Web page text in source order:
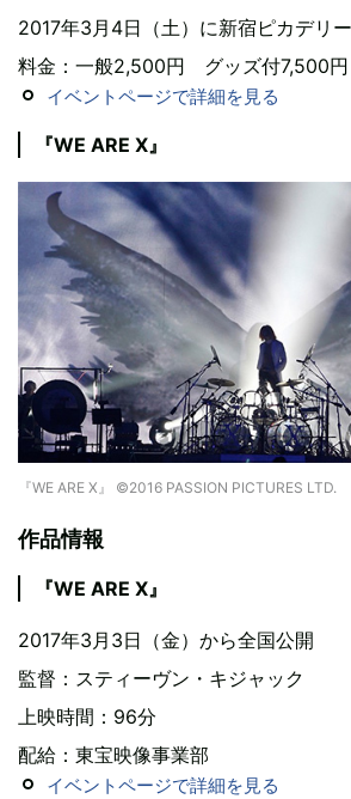
2017年3月4日（土）に新宿ピカデリ
料金：一般2,500円 グッズ付7,500円
イベントページで詳細を見る
『WE ARE X』
『WE ARE X』 ©2016 PASSION PICTURES LTD.
作品情報
『WE ARE X』
2017年3月3日（金）から全国公開
監督：スティーヴン・キジャック
上映時間：96分
配給：東宝映像事業部
イベントページで詳細を見る